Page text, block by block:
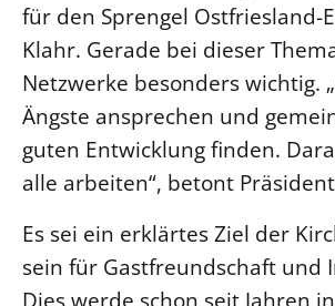
für den Sprengel Ostfriesland-
Klahr. Gerade bei dieser
Netzwerke besonders wichtig.
Ängste ansprechen und
guten Entwicklung finden.
alle arbeiten“, betont
Es sei ein erklärtes Ziel der
sein für Gastfreundschaft und
Dies werde schon seit Jahren
Corporate Design
Interventionsplan
Jahresgespräche
Kantine Speiseplan
Kirchliches Amtsblatt
Kirchliche Verwaltung
Klimaschutzgesetz
Kunstreferat